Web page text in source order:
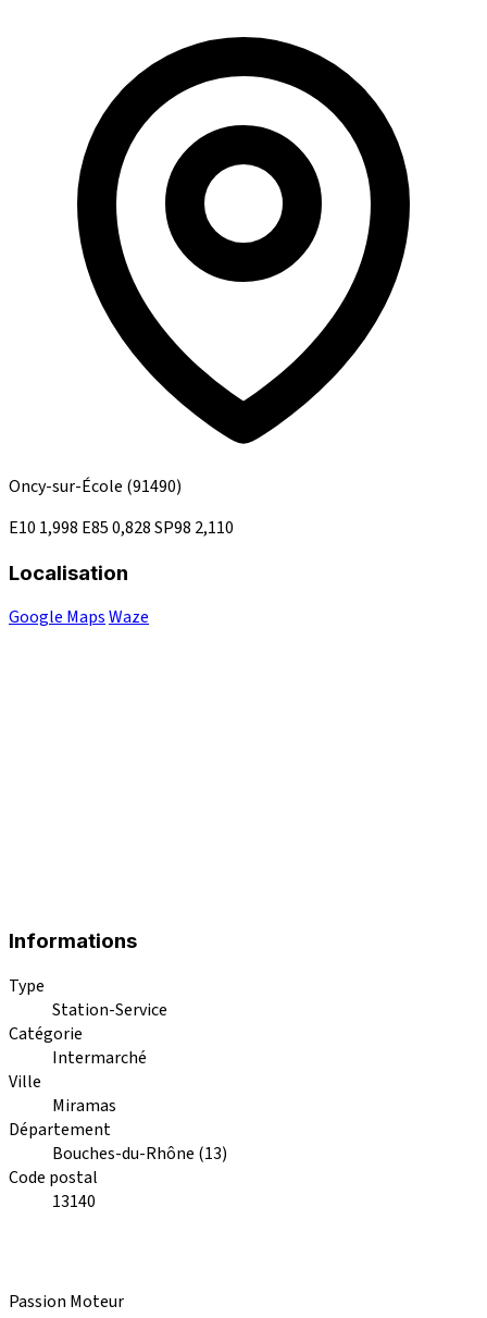
Oncy-sur-École (91490)
E10 1,998 E850,828SP98 2,110
Localisation
Google MapsWaze
Informations
Type
Station-Service
Catégorie
Intermarché
Ville
Miramas
Département
Bouches-du-Rhône (13)
Code postal
13140
Passion Moteur